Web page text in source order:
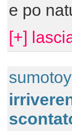
e po
[+]
sumotoy